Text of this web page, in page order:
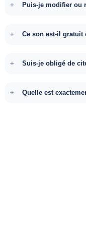
Puis-je modifier ou
Ce son est-il
Suis-je obligé de
Quelle est